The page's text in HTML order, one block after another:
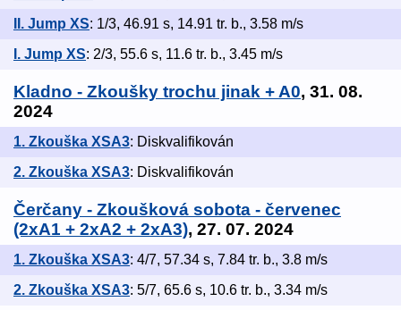
II. Jump XS: 1/3, 46.91 s, 14.91 tr. b., 3.58 m/s
I. Jump XS: 2/3, 55.6 s, 11.6 tr. b., 3.45 m/s
Kladno - Zkoušky trochu jinak + A0, 31. 08.
2024
1. Zkouška XSA3: Diskvalifikován
2. Zkouška XSA3: Diskvalifikován
Čerčany - Zkoušková sobota - červenec
(2xA1 + 2xA2 + 2xA3), 27. 07. 2024
1. Zkouška XSA3: 4/7, 57.34 s, 7.84 tr. b., 3.8 m/s
2. Zkouška XSA3: 5/7, 65.6 s, 10.6 tr. b., 3.34 m/s